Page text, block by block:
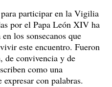
participar en la Vigilia
por el Papa León XIV ha
los sonsecanos que
este encuentro. Fueron
de convivencia y de
como una
con palabras.